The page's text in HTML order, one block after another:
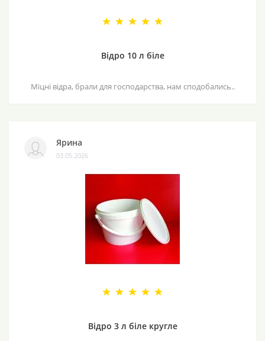
Відро 10 л біле
Міцні відра, брали для господарства, нам сподобались..
Ярина
03.05.2026
Відро 3 л біле кругле